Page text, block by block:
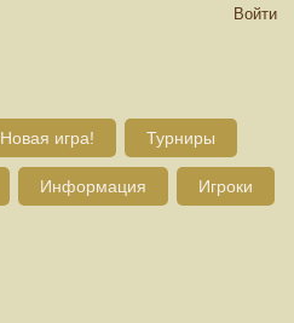
Войти
Новая игра! Турниры
Информация Игроки